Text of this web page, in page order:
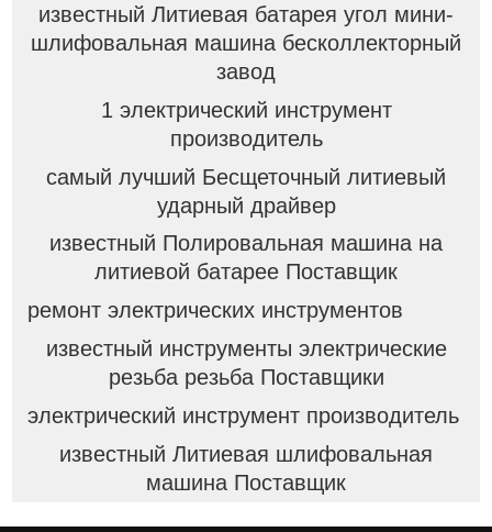
известный Литиевая батарея угол мини-
шлифовальная машина бесколлекторный
завод
1 электрический инструмент
производитель
самый лучший Бесщеточный литиевый
ударный драйвер
известный Полировальная машина на
литиевой батарее Поставщик
ремонт электрических инструментов
известный инструменты электрические
резьба резьба Поставщики
электрический инструмент производитель
известный Литиевая шлифовальная
машина Поставщик